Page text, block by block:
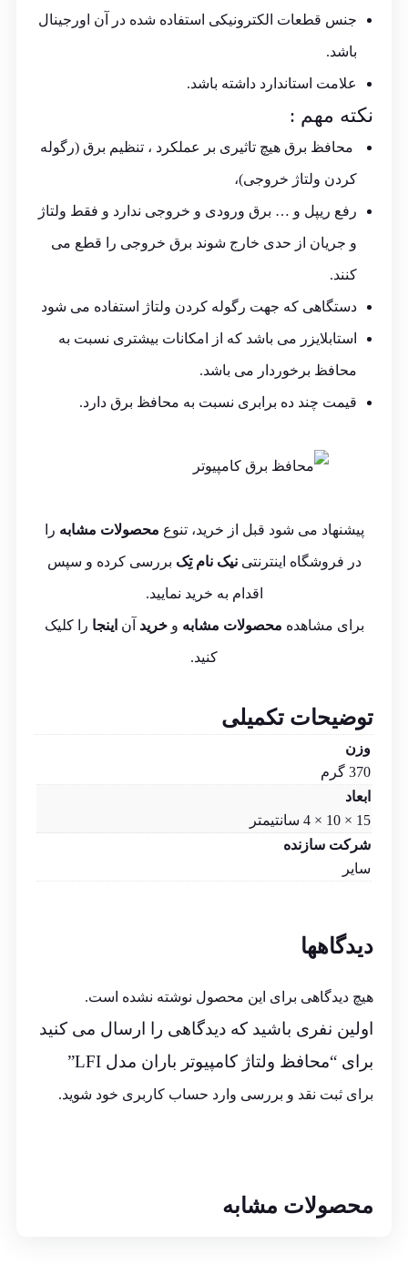
جنس قطعات الکترونیکی استفاده شده در آن اورجینال
باشد.
علامت استاندارد داشته باشد.
نکته مهم :
محافظ برق هیچ تاثیری بر عملکرد ، تنظیم برق (رگوله
کردن ولتاژ خروجی)،
رفع ریپل و … برق ورودی و خروجی ندارد و فقط ولتاژ
و جریان از حدی خارج شوند برق خروجی را قطع می
کنند.
دستگاهی که جهت رگوله کردن ولتاژ استفاده می شود
استابلایزر می باشد که از امکانات بیشتری نسبت به
محافظ برخوردار می باشد.
قیمت چند ده برابری نسبت به محافظ برق دارد.
پیشنهاد می شود قبل از خرید، تنوع محصولات مشابه را
در فروشگاه اینترنتینیک نام تِک بررسی کرده و سپس
اقدام به خرید نمایید.
برای مشاهده محصولات مشابه وخرید آن اینجا را کلیک
کنید.
توضیحات تکمیلی
وزن
370 گرم
ابعاد
15 × 10 × 4 سانتیمتر
شرکت سازنده
سایر
دیدگاهها
هیچ دیدگاهی برای این محصول نوشته نشده است.
اولین نفری باشید که دیدگاهی را ارسال می کنید
برای “محافظ ولتاژ کامپیوتر باران مدل LFI”
برای ثبت نقد و بررسی وارد حساب کاربری خود شوید.
محصولات مشابه